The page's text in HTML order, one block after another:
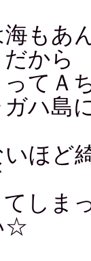
もあ
から
てＡ
ガハ島
ほど
しま
☆